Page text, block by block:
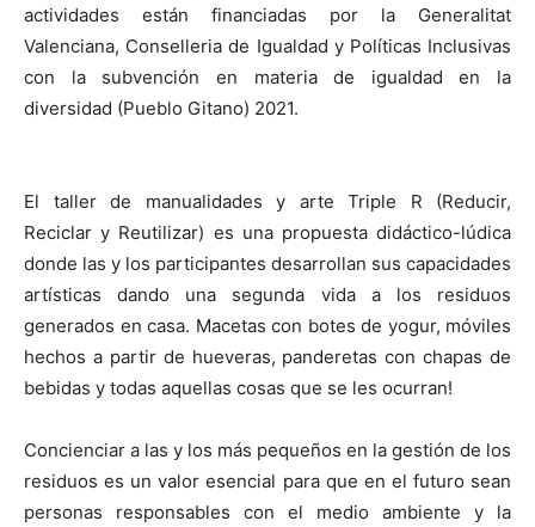
actividades están financiadas por la Generalitat
Valenciana, Conselleria de Igualdad y Políticas Inclusivas
con la subvención en materia de igualdad en la
diversidad (Pueblo Gitano) 2021.
El taller de manualidades y arte Triple R (Reducir,
Reciclar y Reutilizar) es una propuesta didáctico-lúdica
donde las y los participantes desarrollan sus capacidades
artísticas dando una segunda vida a los residuos
generados en casa. Macetas con botes de yogur, móviles
hechos a partir de hueveras, panderetas con chapas de
bebidas y todas aquellas cosas que se les ocurran!
Concienciar a las y los más pequeños en la gestión de los
residuos es un valor esencial para que en el futuro sean
personas responsables con el medio ambiente y la